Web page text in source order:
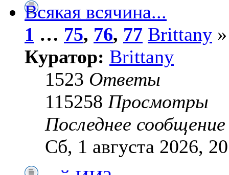
Всякая всячина...
1 … 75, 76, 77 Brittany
Куратор: Brittany
1523 Ответы
115258 Просмотры
Последнее
Сб, 1 августа 2026,